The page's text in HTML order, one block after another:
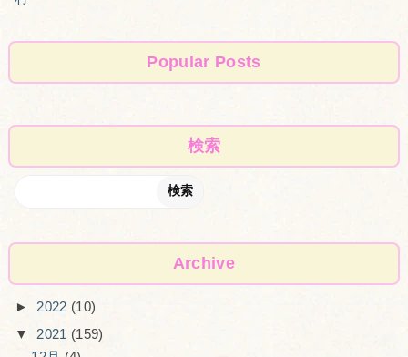
Popular Posts
検索
Archive
►2022 (10)
▼ 2021 (159)